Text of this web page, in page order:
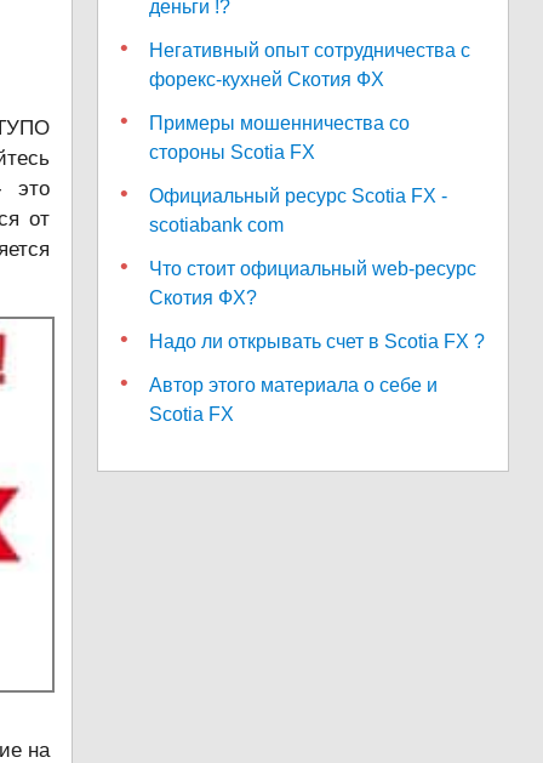
это
от
на
деньги !?
Негативный опыт сотрудничества с
форекс-кухней Скотия ФХ
Примеры мошенничества со
стороны Scotia FX
Официальный ресурс Scotia FX -
scotiabank com
Что стоит официальный web-ресурс
Скотия ФХ?
Надо ли открывать счет в Scotia FX ?
Автор этого материала о себе и
Scotia FX